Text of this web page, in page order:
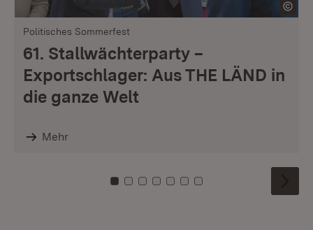
Politisches Sommerfest
61. Stallwächterparty –
Exportschlager: Aus THE LÄND in
die ganze Welt
Mehr
Zu Kachel: 0
Zu Kachel: 1
Zu Kachel: 2
Zu Kachel: 3
Zu Kachel: 4
Zu Kachel: 5
Zu Kachel: 6